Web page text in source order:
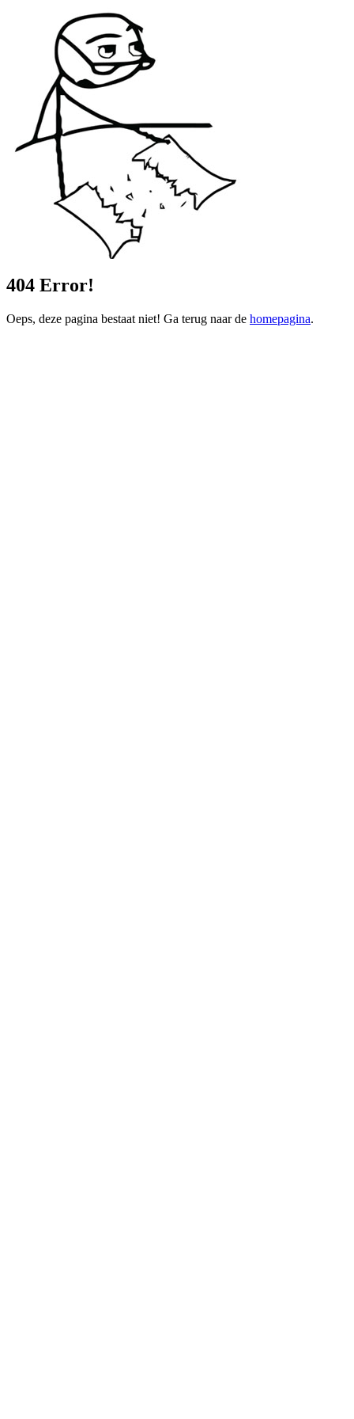
404 Error!
Oeps, deze pagina bestaat niet! Ga terug naar de homepagina.